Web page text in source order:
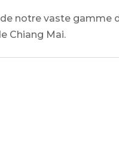
notre vaste gamme
Chiang Mai.